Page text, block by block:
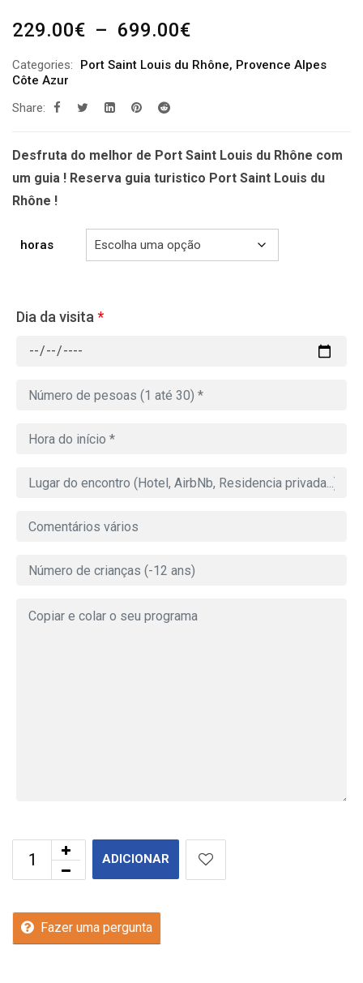
229.00€ – 699.00€Plage
prix :
Categories: Port Saint Louis du Rhône, Provence Alpes
Côte Azur
Share:
Desfruta do melhor de Port Saint Louis du Rhône com
um guia ! Reserva guia turistico Port Saint Louis du
Rhône !
horas
Dia da visita *
ADICIONAR
Fazer uma pergunta